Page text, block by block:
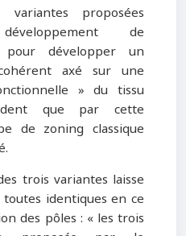
proposées
de
pour développer un
axé sur une
» du tissu
que par cette
de zoning classique
trois variantes laisse
identiques en ce
des pôles : « les trois